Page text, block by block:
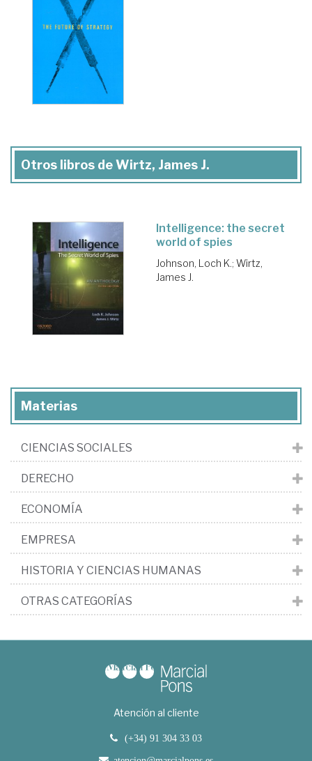
Otros libros de Wirtz, James J.
Intelligence: the secret
world of spies
Johnson, Loch K.; Wirtz,
James J.
Materias
CIENCIAS SOCIALES
DERECHO
ECONOMÍA
EMPRESA
HISTORIA Y CIENCIAS HUMANAS
OTRAS CATEGORÍAS
Atención al cliente
(+34) 91 304 33 03